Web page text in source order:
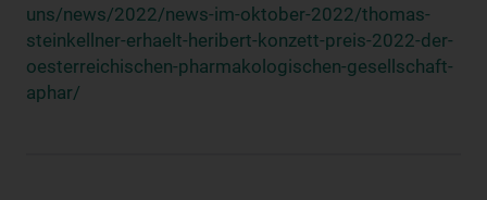
uns/news/2022/news-im-oktober-2022/thomas-
steinkellner-erhaelt-heribert-konzett-preis-2022-der-
oesterreichischen-pharmakologischen-gesellschaft-
aphar/